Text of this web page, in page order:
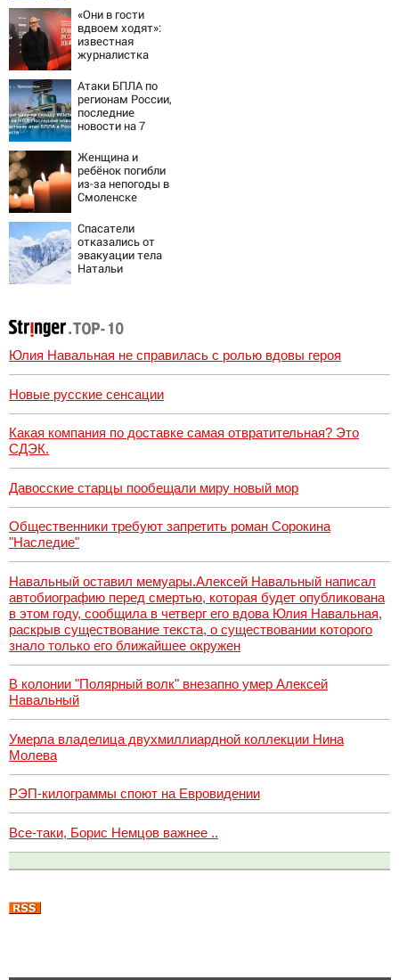
живых пациентов
«Они в гости
вдвоем ходят»:
известная
журналистка
роман
Бондарчука и
Исаковой
Атаки БПЛА по
регионам России,
последние
новости на 7
последствия,
атаки на склады
Wildberries,
состояние
пострадавших
Женщина и
ребёнок погибли
из-за непогоды в
Смоленске
Спасатели
отказались от
эвакуации тела
Натальи
Юлия Навальная не справилась с ролью вдовы героя
Новые русские сенсации
Какая компания по доставке самая отвратительная? Это
СДЭК.
Давосские старцы пообещали миру новый мор
Общественники требуют запретить роман Сорокина
"Наследие"
Навальный оставил мемуары.Алексей Навальный написал
автобиографию перед смертью, которая будет опубликована
в этом году, сообщила в четверг его вдова Юлия Навальная,
раскрыв существование текста, о существовании которого
знало только его ближайшее окружен
В колонии "Полярный волк" внезапно умер Алексей
Навальный
Умерла владелица двухмиллиардной коллекции Нина
Молева
РЭП-килограммы споют на Евровидении
Все-таки, Борис Немцов важнее ..